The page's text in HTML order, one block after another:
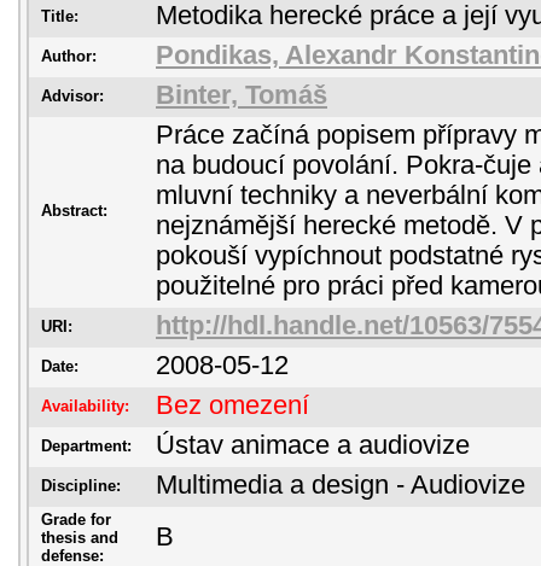
Title: Metodika herecké práce a její
Author: Pondikas, Alexandr
Advisor: Binter, Tomáš
Abstract:
Práce začíná popisem přípravy
na budoucí povolání. Pokra-čuje
mluvní techniky a neverbální
nejznámější herecké metodě. V
pokouší vypíchnout podstatné
použitelné pro práci před
URI: http://hdl.handle.net/10563/
Date: 2008-05-12
Availability: Bez omezení
Department: Ústav animace a audiovize
Discipline: Multimedia a design - Audiovize
Grade for
thesis and
defense:
B